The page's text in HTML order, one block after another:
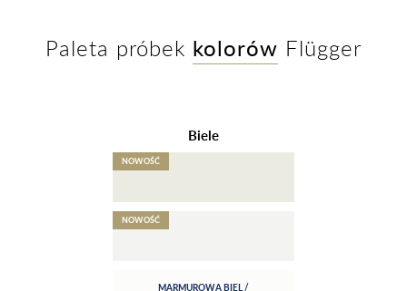
Paleta próbek kolorów Flügger
Biele